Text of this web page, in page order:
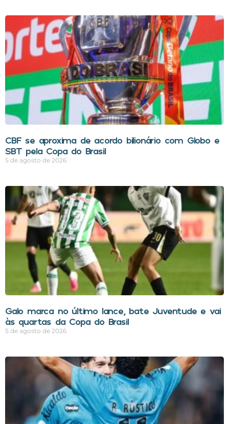
CBF se aproxima de acordo bilionário com Globo e
SBT pela Copa do Brasil
5 de agosto de 2026
Galo marca no último lance, bate Juventude e vai
às quartas da Copa do Brasil
5 de agosto de 2026